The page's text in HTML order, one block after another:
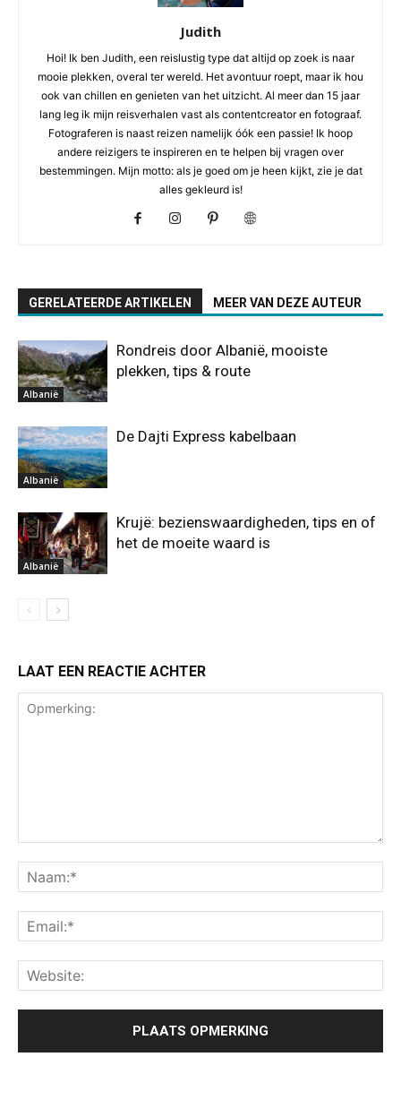
Judith
Hoi! Ik ben Judith, een reislustig type dat altijd op zoek is naar
mooie plekken, overal ter wereld. Het avontuur roept, maar ik hou
ook van chillen en genieten van het uitzicht. Al meer dan 15 jaar
lang leg ik mijn reisverhalen vast als contentcreator en fotograaf.
Fotograferen is naast reizen namelijk óók een passie! Ik hoop
andere reizigers te inspireren en te helpen bij vragen over
bestemmingen. Mijn motto: als je goed om je heen kijkt, zie je dat
alles gekleurd is!
GERELATEERDE ARTIKELEN MEER VAN DEZE AUTEUR
Albanië
Rondreis door Albanië, mooiste
plekken, tips & route
Albanië
De Dajti Express kabelbaan
Albanië
Krujë: bezienswaardigheden, tips en of
het de moeite waard is
LAAT EEN REACTIE ACHTER